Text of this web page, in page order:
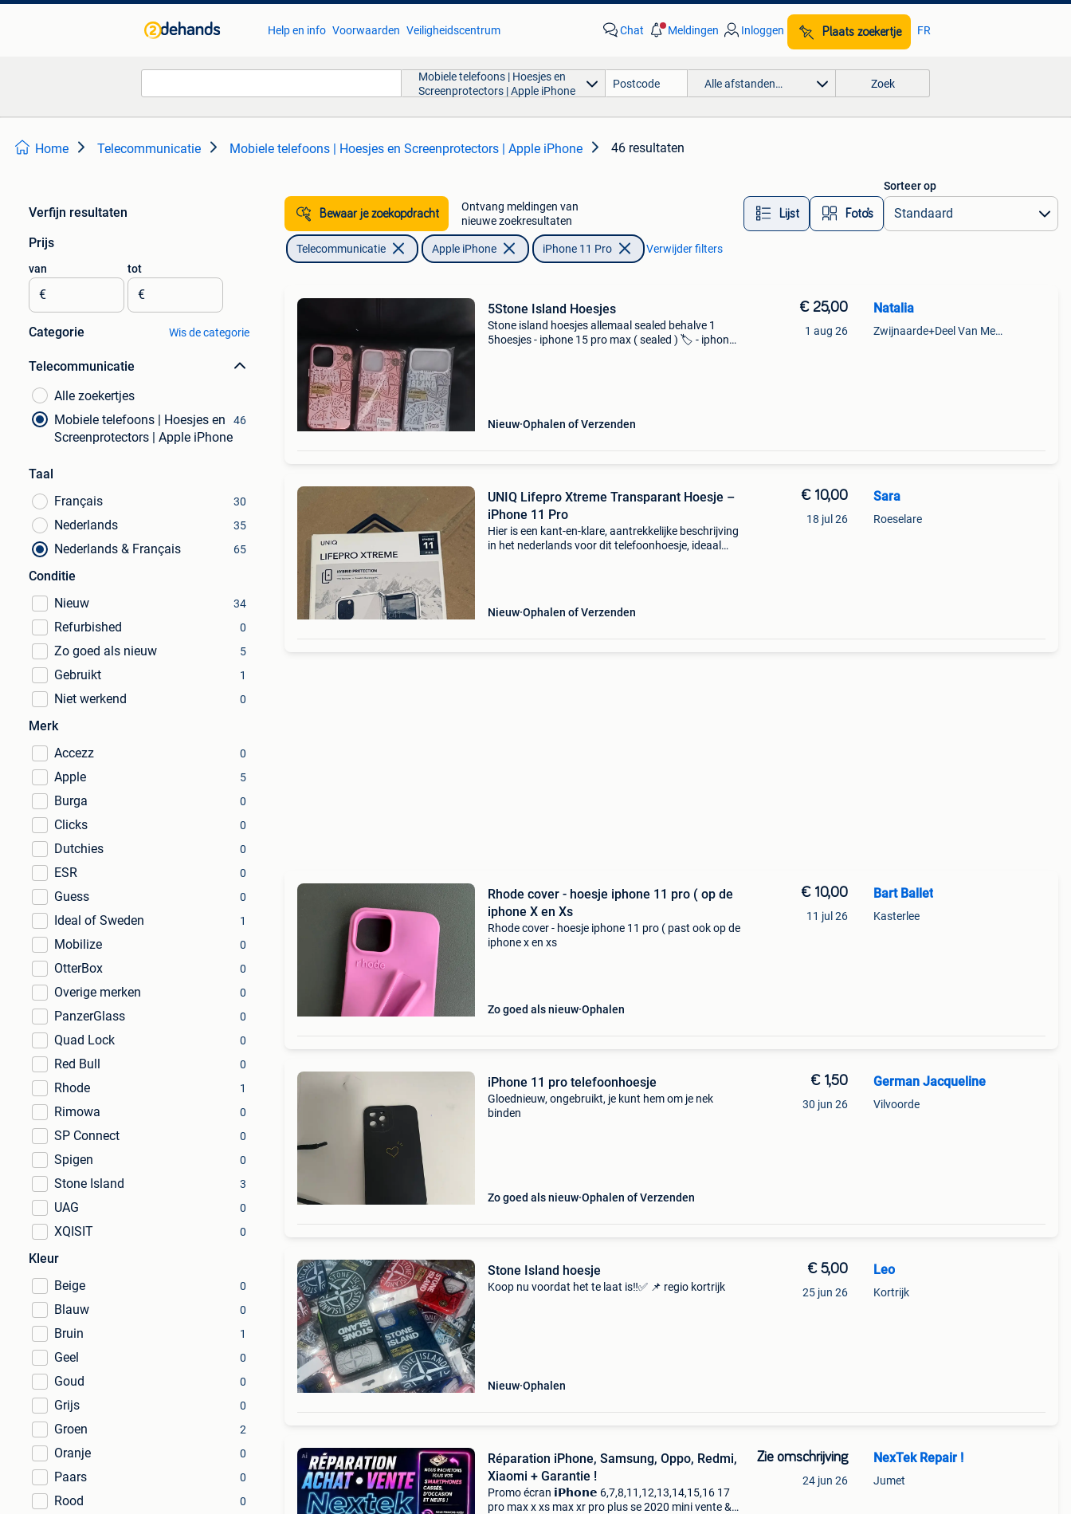
Help en info Voorwaarden Veiligheidscentrum Chat Meldingen Inloggen Plaats zoekertje FR
Mobiele telefoons | Hoesjes en
Screenprotectors | Apple iPhone
Alle afstanden… Zoek
Home Telecommunicatie Mobiele telefoons | Hoesjes en Screenprotectors | Apple iPhone 46 resultaten
Verfijn resultaten
Prijs
van
€
tot
€
Categorie Wis de categorie
Telecommunicatie
Alle zoekertjes
Mobiele telefoons | Hoesjes en
Screenprotectors | Apple iPhone
46
Taal
Français
30
Nederlands 35
Nederlands & Français 65
Conditie
Nieuw
34
Refurbished 0
Zo goed als nieuw 5
Gebruikt 1
Niet werkend 0
Merk
Accezz
0
Apple 5
Burga 0
Clicks 0
Dutchies 0
ESR 0
Guess 0
Ideal of Sweden 1
Mobilize 0
OtterBox 0
Overige merken 0
PanzerGlass 0
Quad Lock 0
Red Bull 0
Rhode 1
Rimowa 0
SP Connect 0
Spigen 0
Stone Island 3
UAG 0
XQISIT 0
Kleur
Beige
0
Blauw 0
Bruin 1
Geel 0
Goud 0
Grijs 0
Groen 2
Oranje 0
Paars 0
Rood 0
Bewaar je zoekopdracht
Ontvang meldingen van
nieuwe zoekresultaten
Lijst Foto’s
Sorteer op
Telecommunicatie Apple iPhone iPhone 11 Pro Verwijder filters
5Stone Island Hoesjes
Stone island hoesjes allemaal sealed behalve 1
5hoesjes - iphone 15 pro max ( sealed ) 🏷 - iphone
Nieuw Ophalen of Verzenden
€ 25,00
1 aug 26
Natalia
Zwijnaarde+Deel Van Merelbeke
UNIQ Lifepro Xtreme Transparant Hoesje –
iPhone 11 Pro
Hier is een kant-en-klare, aantrekkelijke beschrijving
in het nederlands voor dit telefoonhoesje, ideaal
Nieuw Ophalen of Verzenden
€ 10,00
18 jul 26
Sara
Roeselare
Rhode cover - hoesje iphone 11 pro ( op de
iphone X en Xs
Rhode cover - hoesje iphone 11 pro ( past ook op de
iphone x en xs
Zo goed als nieuw Ophalen
€ 10,00
11 jul 26
Bart Ballet
Kasterlee
iPhone 11 pro telefoonhoesje
Gloednieuw, ongebruikt, je kunt hem om je nek
binden
Zo goed als nieuw Ophalen of Verzenden
€ 1,50
30 jun 26
German Jacqueline
Vilvoorde
Stone Island hoesje
Koop nu voordat het te laat is‼️✅ 📌 regio kortrijk
Nieuw Ophalen
€ 5,00
25 jun 26
Leo
Kortrijk
Réparation iPhone, Samsung, Oppo, Redmi,
Xiaomi + Garantie !
Promo écran 𝗶𝗣𝗵𝗼𝗻𝗲 6,7,8,11,12,13,14,15,16 17
pro max x xs max xr pro plus se 2020 mini vente &
Zie omschrijving
24 jun 26
NexTek Repair !
Jumet